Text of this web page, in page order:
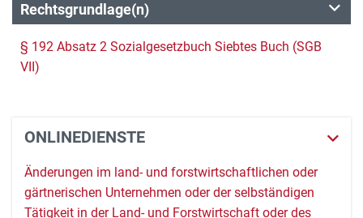
Rechtsgrundlage(n)
§ 192 Absatz 2 Sozialgesetzbuch Siebtes Buch (SGB
VII)
ONLINEDIENSTE
Änderungen im land- und forstwirtschaftlichen oder
gärtnerischen Unternehmen oder der selbständigen
Tätigkeit in der Land- und Forstwirtschaft oder des